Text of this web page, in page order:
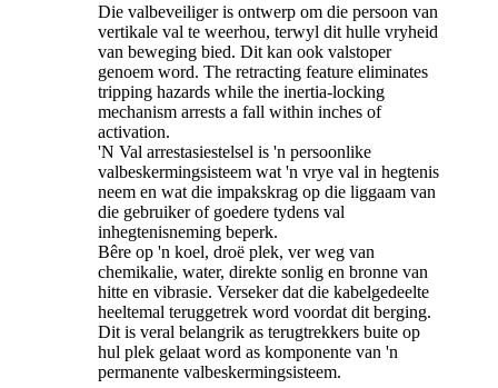
Die valbeveiliger is ontwerp om die persoon van
vertikale val te weerhou, terwyl dit hulle vryheid
van beweging bied. Dit kan ook valstoper
genoem word. The retracting feature eliminates
tripping hazards while the inertia-locking
mechanism arrests a fall within inches of
activation.
'N Val arrestasiestelsel is 'n persoonlike
valbeskermingsisteem wat 'n vrye val in hegtenis
neem en wat die impakskrag op die liggaam van
die gebruiker of goedere tydens val
inhegtenisneming beperk.
Bêre op 'n koel, droë plek, ver weg van
chemikalie, water, direkte sonlig en bronne van
hitte en vibrasie. Verseker dat die kabelgedeelte
heeltemal teruggetrek word voordat dit berging.
Dit is veral belangrik as terugtrekkers buite op
hul plek gelaat word as komponente van 'n
permanente valbeskermingsisteem.